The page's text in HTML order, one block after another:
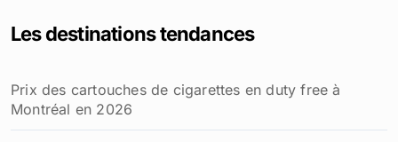
Les destinations tendances
Prix des cartouches de cigarettes en duty free à
Montréal en 2026